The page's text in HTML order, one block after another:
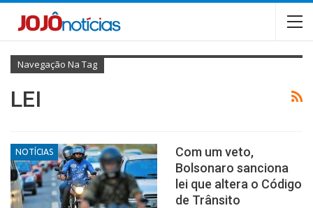
Navegação Na Tag
LEI
NOTÍCIAS
Com um veto,
Bolsonaro sanciona
lei que altera o Código
de Trânsito